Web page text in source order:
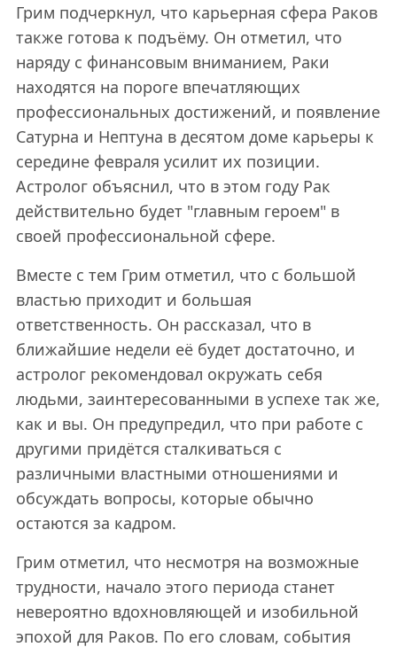
Грим подчеркнул, что карьерная сфера Раков
также готова к подъёму. Он отметил, что
наряду с финансовым вниманием, Раки
находятся на пороге впечатляющих
профессиональных достижений, и появление
Сатурна и Нептуна в десятом доме карьеры к
середине февраля усилит их позиции.
Астролог объяснил, что в этом году Рак
действительно будет "главным героем" в
своей профессиональной сфере.
Вместе с тем Грим отметил, что с большой
властью приходит и большая
ответственность. Он рассказал, что в
ближайшие недели её будет достаточно, и
астролог рекомендовал окружать себя
людьми, заинтересованными в успехе так же,
как и вы. Он предупредил, что при работе с
другими придётся сталкиваться с
различными властными отношениями и
обсуждать вопросы, которые обычно
остаются за кадром.
Грим отметил, что несмотря на возможные
трудности, начало этого периода станет
невероятно вдохновляющей и изобильной
эпохой для Раков. По его словам, события